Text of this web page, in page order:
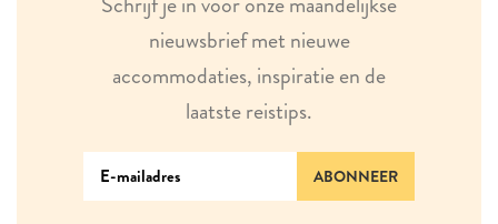
nieuwsbrief met nieuwe
accommodaties, inspiratie en de
laatste reistips.
ABONNEER